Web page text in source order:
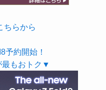
ちらから
予約開始！
最もおトク▼